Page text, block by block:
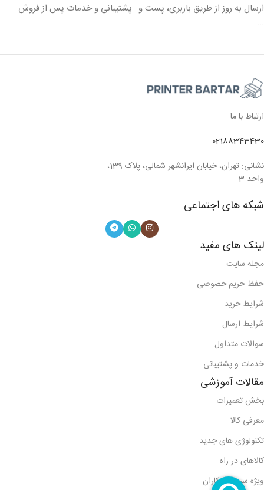
ارسال به روز از طریق باربری، پست و
...
پشتیبانی و خدمات پس از فروش
ارتباط با ما:
02188343430
نشانی: تهران، خیابان ایرانشهر شمالی، پلاک 139،
واحد 3
شبکه های اجتماعی
لینک های مفید
مجله سایت
حفظ حریم خصوصی
شرایط خرید
شرایط ارسال
سوالات متداول
خدمات و پشتیبانی
مقالات آموزشی
بخش تعمیرات
معرفی کالا
تکنولوژی های جدید
کالاهای در راه
ویژه سرویس کاران